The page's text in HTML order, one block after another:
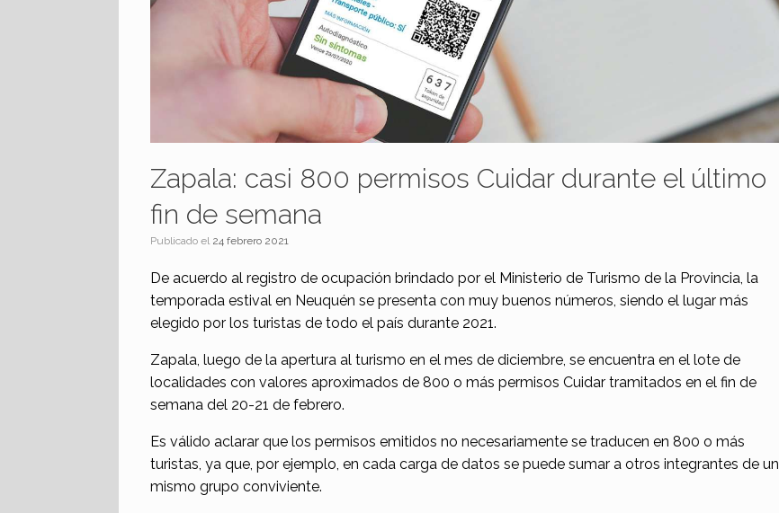
Zapala: casi 800 permisos Cuidar durante el último
fin de semana
Publicado el 24 febrero 2021
De acuerdo al registro de ocupación brindado por el Ministerio de Turismo de la Provincia, la
temporada estival en Neuquén se presenta con muy buenos números, siendo el lugar más
elegido por los turistas de todo el país durante 2021.
Zapala, luego de la apertura al turismo en el mes de diciembre, se encuentra en el lote de
localidades con valores aproximados de 800 o más permisos Cuidar tramitados en el fin de
semana del 20-21 de febrero.
Es válido aclarar que los permisos emitidos no necesariamente se traducen en 800 o más
turistas, ya que, por ejemplo, en cada carga de datos se puede sumar a otros integrantes de un
mismo grupo conviviente.